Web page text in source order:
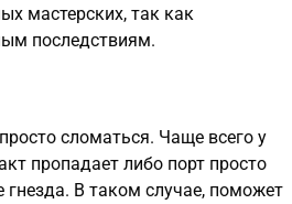
мастерских, так как
последствиям.
сломаться. Чаще всего у
пропадает либо порт просто
гнезда. В таком случае, поможет